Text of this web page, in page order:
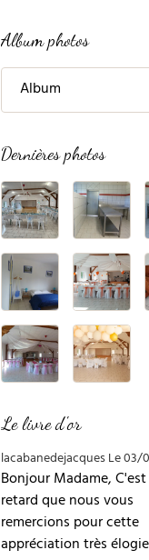
Album photos
Album
Dernières photos
Le livre d'or
lacabanedejacquesLe 03/
Bonjour Madame,
retard que nous vous
remercions pour cette
appréciation très